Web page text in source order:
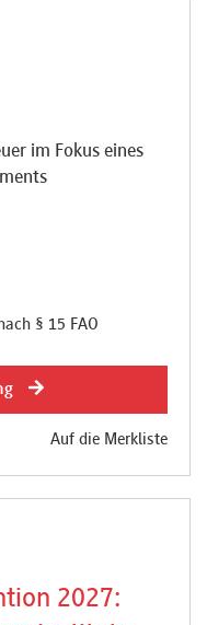
im Fokus eines
§ 15 FAO
Auf die Merkliste
2027: